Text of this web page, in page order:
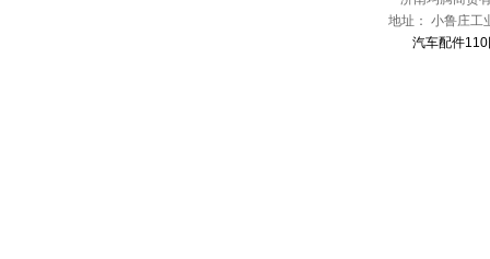
地址： 小鲁庄工
汽车配件